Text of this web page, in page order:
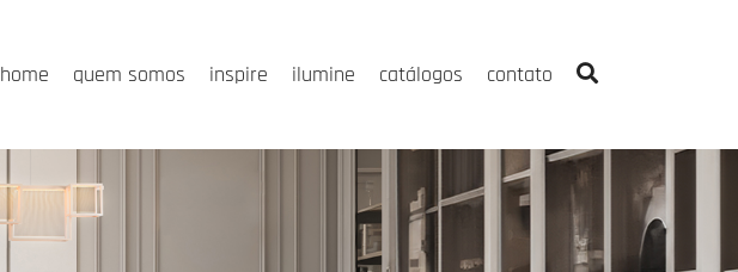
home quem somos inspire ilumine catálogos contato